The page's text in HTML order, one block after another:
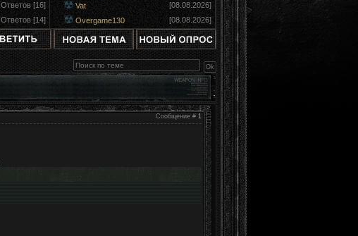
Ответов [16]
Ответов [14]
Vat
[08.08.2026]
Overgame130
[08.08.2026]
Сообщение # 1